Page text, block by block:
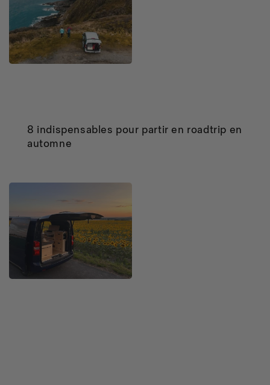
8 indispensables pour partir en roadtrip en
automne